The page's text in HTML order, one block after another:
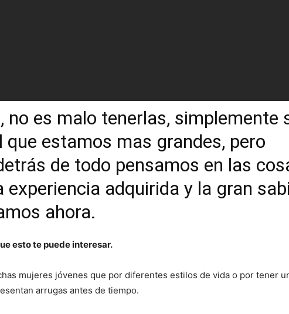
no es malo tenerlas, simplemente
que estamos mas grandes, pero
de todo pensamos en las
experiencia adquirida y la gran
ahora.
esto te puede interesar.
mujeres jóvenes que por diferentes estilos de vida o por tener
arrugas antes de tiempo.